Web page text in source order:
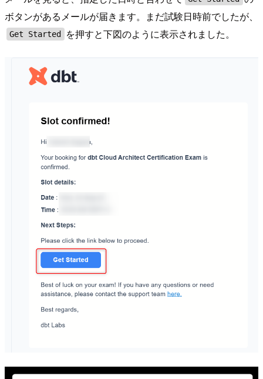
ボタンがあるメールが届きます。まだ試験日時前でしたが、
Get Started を押すと下図のように表示されました。